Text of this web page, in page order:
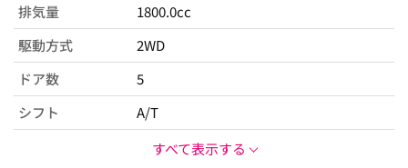
排気量
1800.0cc
駆動方式
2WD
ドア数
5
シフト
A/T
すべて表示する